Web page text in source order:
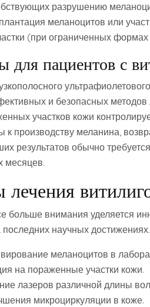
разрушению
меланоцитов или
(при ограниченных формах
для пациентов с
и безопасных методов
участков кожи
к производству меланина,
результатов обычно
месяцев.
больше внимания уделяется
научных
меланоцитов в
на пораженные участки кожи.
лазеров различной длины
микроциркуляции в коже.